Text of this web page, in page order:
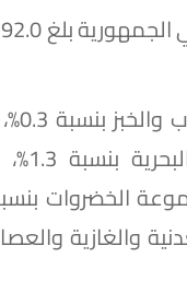
وأرجع
والدواجن
المياه المعدنية